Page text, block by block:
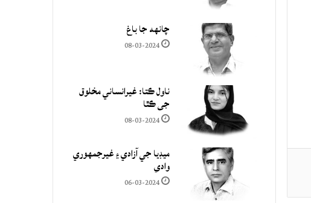
چانهه جا باغ
08-03-2024
ناول ڪتا: غيرانساني مخلوق
جي ڪٿا
08-03-2024
ميڊيا جي آزادي ۽ غيرجمھوري
وادي
06-03-2024